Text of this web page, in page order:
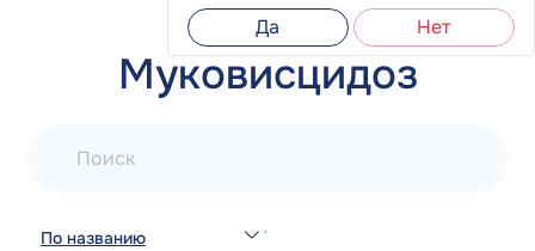
Да
Нет
Муковисцидоз
Поиск
По названию